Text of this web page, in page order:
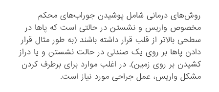
روش‌های درمانی شامل پوشیدن جوراب‌های محکم
مخصوص واریس و نشستن در حالتی است که پاها در
سطحی بالاتر از قلب قرار داشته باشند (به طور مثال قرار
دادن پاها بر روی یک صندلی در حالت نشستن و یا دراز
کشیدن بر روی زمین). در اغلب موارد برای برطرف کردن
مشکل واریس، عمل جراحی مورد نیاز است.